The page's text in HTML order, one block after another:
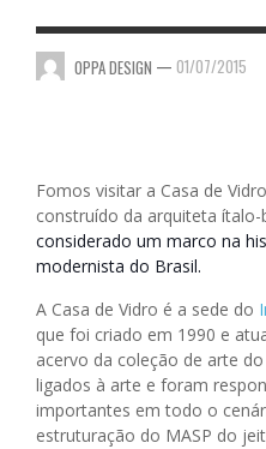
OPPA DESIGN — 01/07/2015
Fomos visitar a Casa de
construído da arquiteta
considerado um marco na
modernista do Brasil.
A Casa de Vidro é a sede do
que foi criado em 1990 e
acervo da coleção de arte
ligados à arte e foram
importantes em todo o
estruturação do MASP do